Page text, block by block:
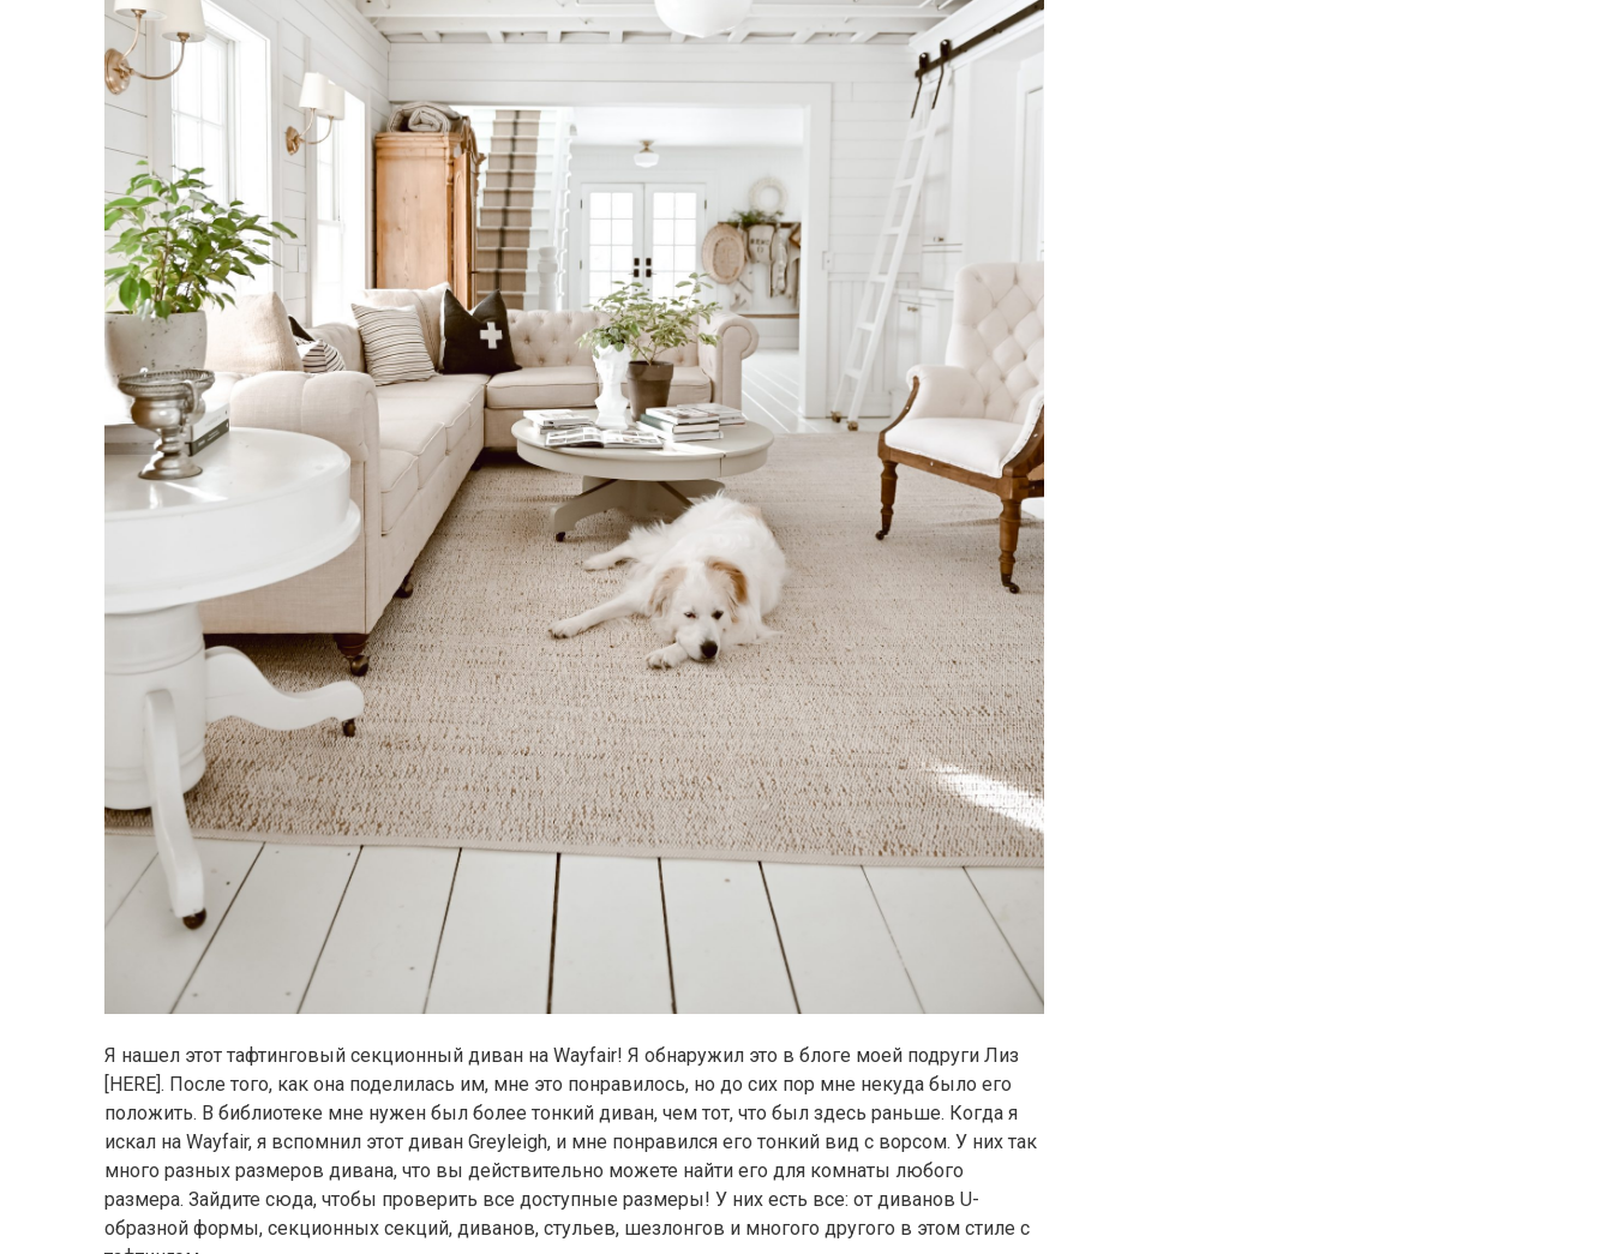
Я нашел этот тафтинговый секционный диван на Wayfair! Я обнаружил это в блоге моей подруги Лиз
[HERE]. После того, как она поделилась им, мне это понравилось, но до сих пор мне некуда было его
положить. В библиотеке мне нужен был более тонкий диван, чем тот, что был здесь раньше. Когда я
искал на Wayfair, я вспомнил этот диван Greyleigh, и мне понравился его тонкий вид с ворсом. У них так
много разных размеров дивана, что вы действительно можете найти его для комнаты любого
размера. Зайдите сюда, чтобы проверить все доступные размеры! У них есть все: от диванов U-
образной формы, секционных секций, диванов, стульев, шезлонгов и многого другого в этом стиле с